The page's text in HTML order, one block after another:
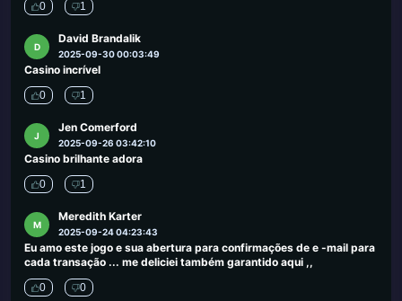
0 1
D
David Brandalik
2025-09-30 00:03:49
Casino incrível
0 1
J
Jen Comerford
2025-09-26 03:42:10
Casino brilhante adora
0 1
M
Meredith Karter
2025-09-24 04:23:43
Eu amo este jogo e sua abertura para confirmações de e -mail para
cada transação ... me deliciei também garantido aqui ,,
0 0